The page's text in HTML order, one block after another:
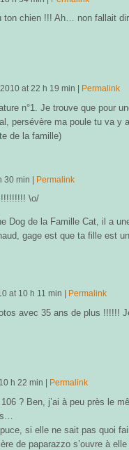
ton chien !!! Ah… non fallait
at22 h 19 min Permalink
n°1. Je trouve que pour
persévère ma poule tu va y
de la famille)
30 min | Permalink
!!!!!!!!! \o/
Dog de la Famille Cat, il a
gage est que ta fille est
at 10 h 11 min Permalink
avec 35 ans de plus !!!!!!
10 h 22 min Permalink
? Ben, j’ai à peu près le
si elle ne sait pas quoi
de paparazzo s’ouvre à